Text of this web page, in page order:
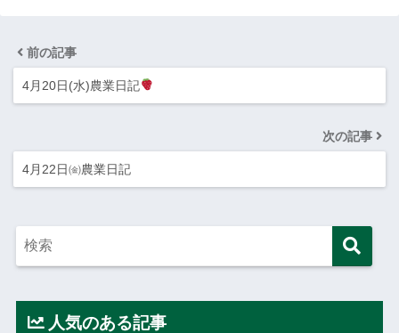
前の記事
4月20日(水)農業日記
次の記事
4月22日㈮農業日記
人気のある記事